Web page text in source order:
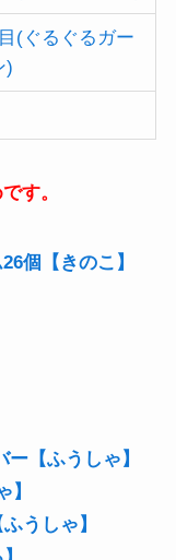
目(ぐるぐるガー
す。
個【きのこ】
【ふうしゃ】
うしゃ】